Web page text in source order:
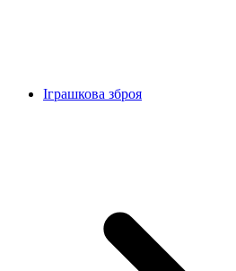
Іграшкова зброя